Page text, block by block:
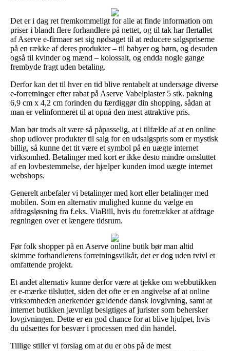
Det er i dag ret fremkommeligt for alle at finde information om
priser i blandt flere forhandlere på nettet, og til tak har flertallet
af Aserve e-firmaer set sig nødsaget til at reducere salgspriserne
på en række af deres produkter – til babyer og børn, og desuden
også til kvinder og mænd – kolossalt, og endda nogle gange
frembyde fragt uden betaling.
Derfor kan det til hver en tid blive rentabelt at undersøge diverse
e-forretninger efter rabat på Aserve Vabelplaster 5 stk. pakning
6,9 cm x 4,2 cm forinden du færdiggør din shopping, sådan at
man er velinformeret til at opnå den mest attraktive pris.
Man bør trods alt være så påpasselig, at i tilfælde af at en online
shop udlover produkter til salg for en udsalgspris som er mystisk
billig, så kunne det tit være et symbol på en uægte internet
virksomhed. Betalinger med kort er ikke desto mindre omsluttet
af en lovbestemmelse, der hjælper kunden imod uægte internet
webshops.
Generelt anbefaler vi betalinger med kort eller betalinger med
mobilen. Som en alternativ mulighed kunne du vælge en
afdragsløsning fra f.eks. ViaBill, hvis du foretrækker at afdrage
regningen over et længere tidsrum.
Før folk shopper på en Aserve online butik bør man altid
skimme forhandlerens forretningsvilkår, det er dog uden tvivl et
omfattende projekt.
Et andet alternativ kunne derfor være at tjekke om webbutikken
er e-mærke tilsluttet, siden det ofte er en angivelse af at online
virksomheden anerkender gældende dansk lovgivning, samt at
internet butikken jævnligt besigtiges af jurister som behersker
lovgivningen. Dette er en god chance for at blive hjulpet, hvis
du udsættes for besvær i processen med din handel.
Tillige stiller vi forslag om at du er obs på de mest